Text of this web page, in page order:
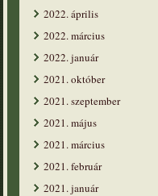
2022. április
2022. március
2022. január
2021. október
2021. szeptember
2021. május
2021. március
2021. február
2021. január